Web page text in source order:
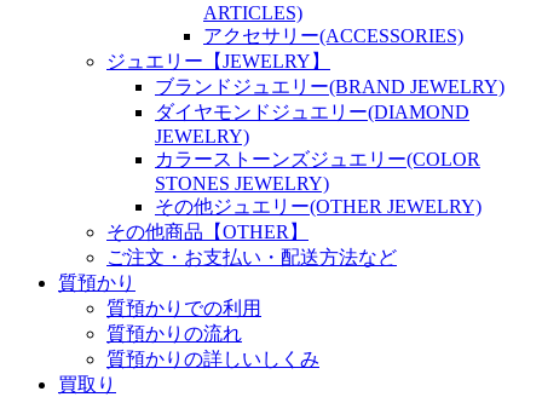
ARTICLES)
アクセサリー(ACCESSORIES)
ジュエリー【JEWELRY】
ブランドジュエリー(BRAND JEWELRY)
ダイヤモンドジュエリー(DIAMOND
JEWELRY)
カラーストーンズジュエリー(COLOR
STONES JEWELRY)
その他ジュエリー(OTHER JEWELRY)
その他商品【OTHER】
ご注文・お支払い・配送方法など
質預かり
質預かりでの利用
質預かりの流れ
質預かりの詳しいしくみ
買取り